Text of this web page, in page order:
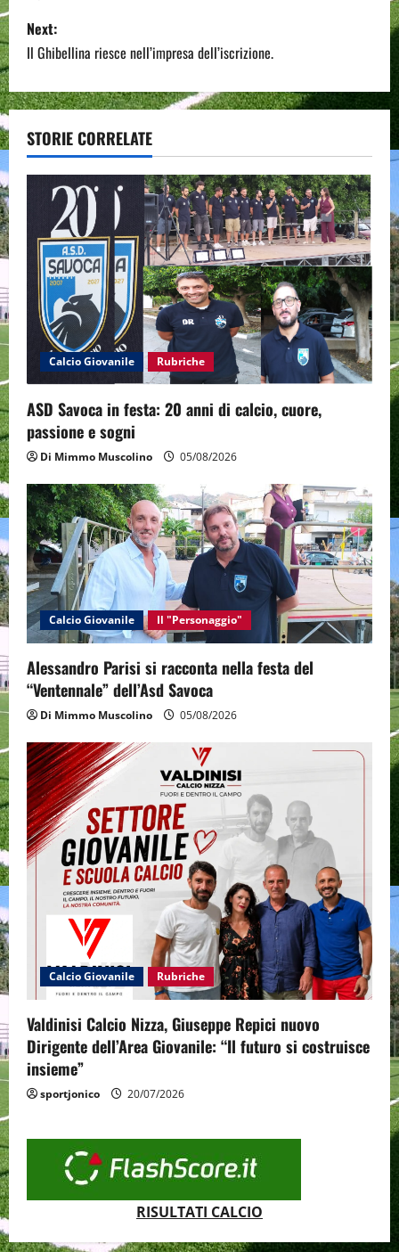
s
t
n
a
v
g
a
o
n
Next:
Il Ghibellina riesce nell’impresa dell’iscrizione.
STORIE CORRELATE
Calcio Giovanile Rubriche
ASD Savoca in festa: 20 anni di calcio, cuore,
passione e sogni
Di Mimmo Muscolino 05/08/2026
Calcio Giovanile Il "Personaggio"
Alessandro Parisi si racconta nella festa del
“Ventennale” dell’Asd Savoca
Di Mimmo Muscolino 05/08/2026
Calcio Giovanile Rubriche
Valdinisi Calcio Nizza, Giuseppe Repici nuovo
Dirigente dell’Area Giovanile: “Il futuro si costruisce
insieme”
sportjonico 20/07/2026
RISULTATI CALCIO